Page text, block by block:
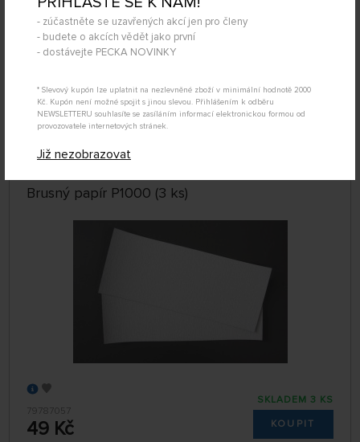
- zúčastněte se uzavřených akcí jen pro členy
- budete o akcích vědět jako první
- dostávejte PECKA NOVINKY
* Slevový kupón lze uplatnit na nezlevněné zboží v minimální hodnotě 2000
Kč. Kupón není možné spojit s jinou slevou. Přihlášením k odběru
NEWSLETTERU souhlasíte se zasíláním informací elektronickou formou od
provozovatele internetových stránek.
Již nezobrazovat
439069
99 Kč KOUPIT
Úterý 11.08. může být u Vás
Brusný papír P1000 (3 ks)
79787057
49 Kč
SKLADEM 3 KS
KOUPIT